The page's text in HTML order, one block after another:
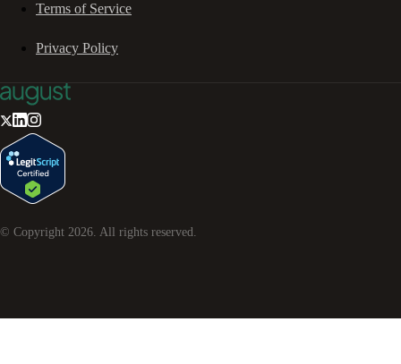
Terms of Service
Privacy Policy
© Copyright 2026. All rights reserved.